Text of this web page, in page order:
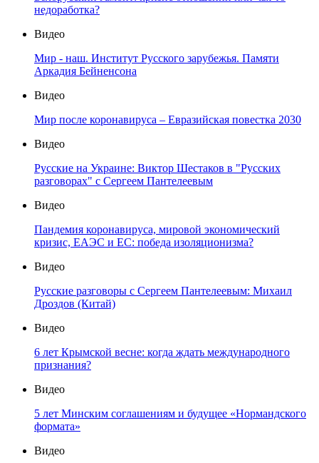
недоработка?
Видео
Мир - наш. Институт Русского зарубежья. Памяти
Аркадия Бейненсона
Видео
Мир после коронавируса – Евразийская повестка 2030
Видео
Русские на Украине: Виктор Шестаков в "Русских
разговорах" с Сергеем Пантелеевым
Видео
Пандемия коронавируса, мировой экономический
кризис, ЕАЭС и ЕС: победа изоляционизма?
Видео
Русские разговоры с Сергеем Пантелеевым: Михаил
Дроздов (Китай)
Видео
6 лет Крымской весне: когда ждать международного
признания?
Видео
5 лет Минским соглашениям и будущее «Нормандского
формата»
Видео